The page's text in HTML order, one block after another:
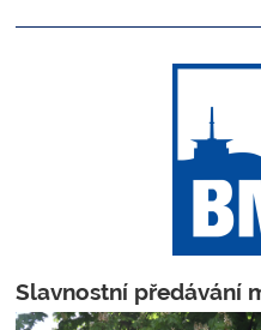
Slavnostní předávání